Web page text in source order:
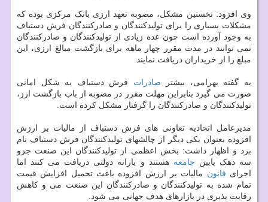
وی افزود: نخستین مشکل، مصوبه تعهد ارزی بانک مرکزی بوده که
مشکلات بسیاری را برای تولیدکنندگان و صادرکنندگان فرش دستباف
به وجود آورده است چون عده زیادی از تولیدکنندگان و صادرکنندگان
نمی توانند در مدت مقرر چهار ماهه برای بازگشت مبالغ ارزی، این
مبلغ را از خریداران دریافت نمایند.
به گفته بهرامی، بیشتر صادرات فرش دستباف به شکل امانی
صورت می گیرد بنابراین مهلت مقرر در مصوبه از باب بازگشت ارز،
تولیدکنندگان و صادرکنندگان را گرفتار مشکل کرده است.
مدیرعامل اتحادیه تعاونی های فرش دستباف از مالیات بر ارزش
افزوده بعنوان یکی دیگر از چالشهای تولیدکنندگان فرش دستباف نام
برد و اظهار داشت: بخش اعظمی از تولیدکنندگان این صنعت جزو
سه دهک پایین جامعه هستند و یارانه دولتی دریافت می کنند اما
اجرای قانون مالیات بر ارزش افزوده باعث تحمیل افزایش قیمت
تمام شده به تولیدکنندگان و صادرکنندگان این صنعت می و کاهش
رقابت پذیری در بازارهای هدف جهانی می شود.